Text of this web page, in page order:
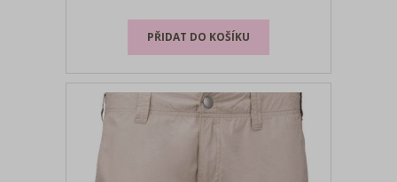
patentkou, francouzské velikosti: prosím
převeďte podle velikostní tabulky,
pratelné na 40°, nelze s